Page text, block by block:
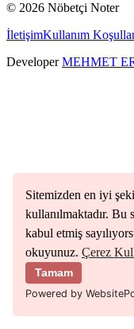
Sitemizden en iyi
kullanılmaktadır. Bu
kabul etmiş
okuyunuz. Çerez
Tamam
Powered by
© 2026 Nöbetçi Noter
İletişimKullanım
DeveloperMEHMET